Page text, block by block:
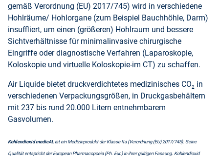
gemäß Verordnung (EU) 2017/745) wird in verschiedene
Hohlräume/ Hohlorgane (zum Beispiel Bauchhöhle, Darm)
insuffliert, um einen (größeren) Hohlraum und bessere
Sichtverhältnisse für minimalinvasive chirurgische
Eingriffe oder diagnostische Verfahren (Laparoskopie,
Koloskopie und virtuelle Koloskopie-im CT) zu schaffen.
Air Liquide bietet druckverdichtetes medizinisches CO2 in
verschiedenen Verpackungsgrößen, in Druckgasbehältern
mit 237 bis rund 20.000 Litern entnehmbarem
Gasvolumen.
Kohlendioxid medicAList ein Medizinprodukt der Klasse IIa (Verordnung (EU) 2017/745). Seine
Qualität entspricht der European Pharmacopoeia (Ph. Eur.) in ihrer gültigen Fassung. Kohlendioxid